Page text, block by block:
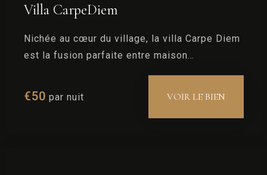
Villa CarpeDiem
Nichée au cœur du village, la villa Carpe Diem
est la fusion parfaite entre maison
€50 par nuit VOIR LE BIEN